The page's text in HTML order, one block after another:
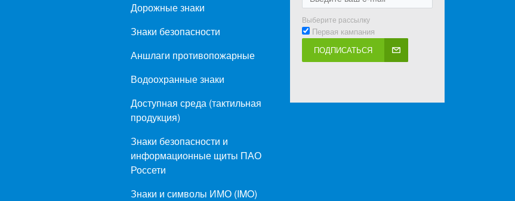
Дорожные знаки
Знаки безопасности
Аншлаги противопожарные
Водоохранные знаки
Доступная среда (тактильная
продукция)
Знаки безопасности и
информационные щиты ПАО
Россети
Знаки и символы ИМО (IMO)
Выберите рассылку
Первая кампания
ПОДПИСАТЬСЯ